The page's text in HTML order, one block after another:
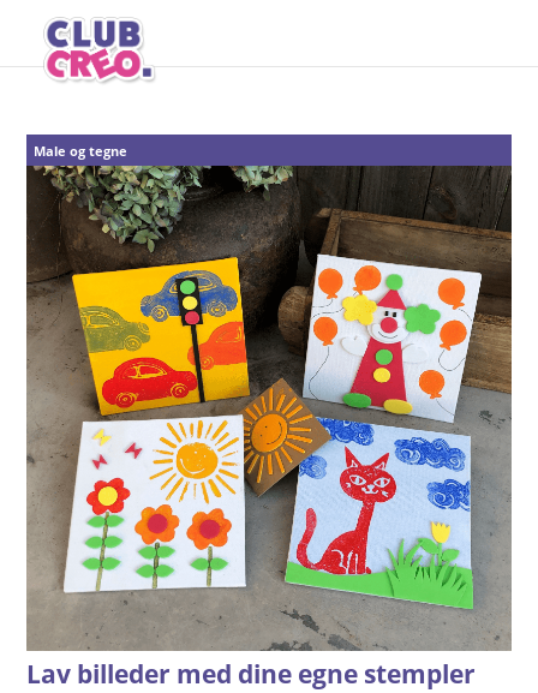
Male og tegne
Lav billeder med dine egne stempler